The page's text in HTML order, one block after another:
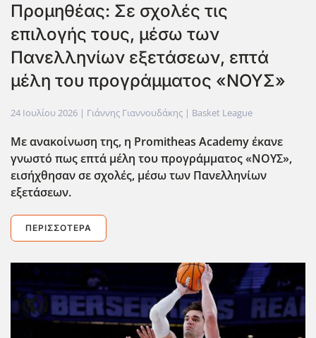
Προμηθέας: Σε σχολές τις
επιλογής τους, μέσω των
Πανελληνίων εξετάσεων, επτά
μέλη του προγράμματος «ΝΟΥΣ»
24 Ιουλίου 2026 | Γιάννης Γιαννουδάκης | Basket League
Με ανακοίνωση της, η Promitheas Academyέκανε
γνωστό πως επτά μέλη του προγράμματος «ΝΟΥΣ»,
εισήχθησαν σε σχολές, μέσω των Πανελληνίων
εξετάσεων.
ΠΕΡΙΣΣΌΤΕΡΑ